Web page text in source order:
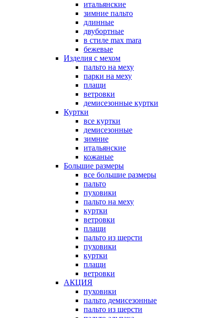
итальянские
зимние пальто
длинные
двубортные
в стиле max mara
бежевые
Изделия с мехом
пальто на меху
парки на меху
плащи
ветровки
демисезонные куртки
Куртки
все куртки
демисезонные
зимние
итальянские
кожаные
Большие размеры
все большие размеры
пальто
пуховики
пальто на меху
куртки
ветровки
плащи
пальто из шерсти
пуховики
куртки
плащи
ветровки
АКЦИЯ
пуховики
пальто демисезонные
пальто из шерсти